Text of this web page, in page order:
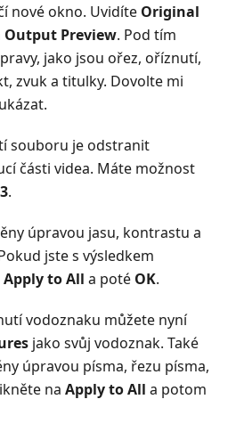
nové okno. Uvidíte Original
Output Preview. Pod tím
jako jsou ořez, oříznutí,
zvuk a titulky. Dovolte mi
souboru je odstranit
části videa. Máte možnost
.
úpravou jasu, kontrastu a
jste s výsledkem
Apply to All a poté OK.
vodoznaku můžete nyní
jako svůj vodoznak. Také
úpravou písma, řezu písma,
na Apply to All a potom